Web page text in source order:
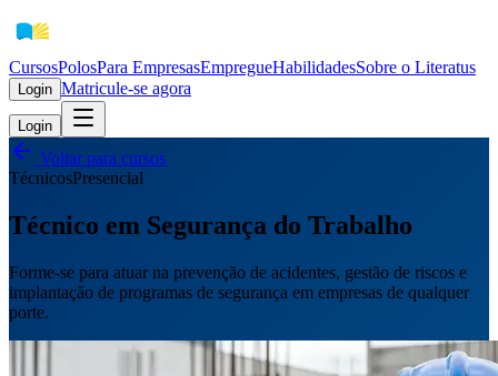
CursosPolosPara EmpresasEmpregueHabilidadesSobre o Literatus
Login Matricule-se agora
Login
Voltar para cursos
TécnicosPresencial
Técnico em Segurança do Trabalho
Forme-se para atuar na prevenção de acidentes, gestão de riscos e
implantação de programas de segurança em empresas de qualquer
porte.